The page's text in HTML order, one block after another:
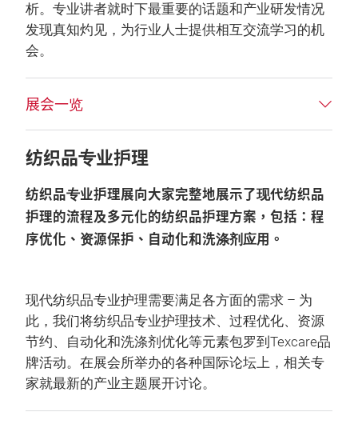
析。专业讲者就时下最重要的话题和产业研发情况
发现真知灼见，为行业人士提供相互交流学习的机
会。
展会一览
纺织品专业护理
纺织品专业护理展向大家完整地展示了现代纺织品
护理的流程及多元化的纺织品护理方案，包括：程
序优化、资源保护、自动化和洗涤剂应用。
现代纺织品专业护理需要满足各方面的需求 – 为
此，我们将纺织品专业护理技术、过程优化、资源
节约、自动化和洗涤剂优化等元素包罗到Texcare品
牌活动。在展会所举办的各种国际论坛上，相关专
家就最新的产业主题展开讨论。